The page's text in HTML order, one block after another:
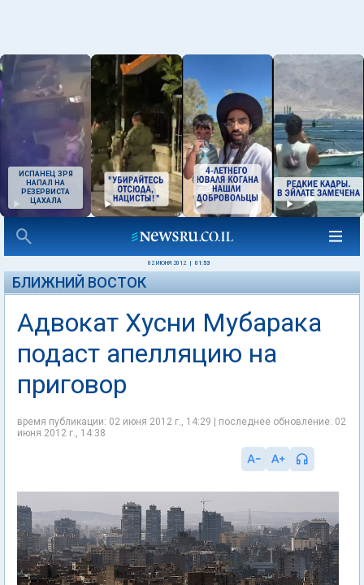
ИСПАНЕЦ ЗРЯ
НАПАЛ НА
РЕЗЕРВИСТА
ЦАХАЛА
02 ИЮНЯ 2012 01:53
БЛИЖНИЙ ВОСТОК
Адвокат Хусни Мубарака
подаст апелляцию на
приговор
время публикации: 02 июня 2012 г., 14:29 | последнее обновление: 02
июня 2012 г., 14:38